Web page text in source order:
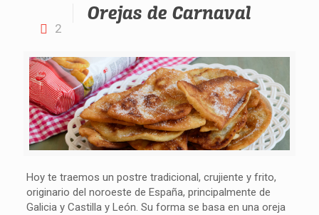
2
Orejas de Carnaval
Hoy te traemos un postre tradicional, crujiente y frito,
originario del noroeste de España, principalmente de
Galicia y Castilla y León. Su forma se basa en una oreja